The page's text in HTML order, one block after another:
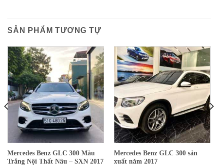
SẢN PHẨM TƯƠNG TỰ
Mercedes Benz GLC 300 Màu
Trắng Nội Thất Nâu – SXN 2017
Mercedes Benz GLC 300 sản
xuất năm 2017